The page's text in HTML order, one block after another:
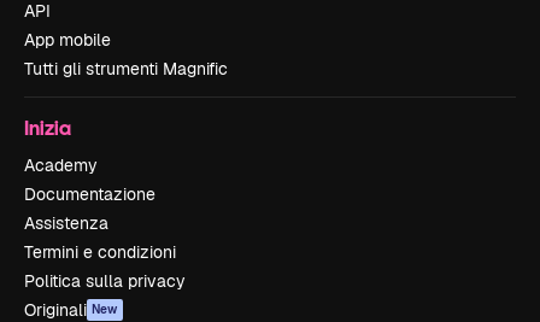
API
App mobile
Tutti gli strumenti Magnific
Inizia
Academy
Documentazione
Assistenza
Termini e condizioni
Politica sulla privacy
Originali New